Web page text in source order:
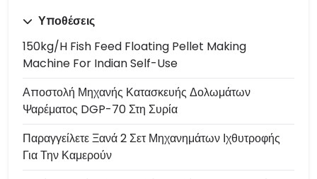
Υποθέσεις
150kg/h Fish Feed Floating Pellet Making
Machine For Indian Self-Use
Αποστολή Μηχανής Κατασκευής Δολωμάτων
Ψαρέματος DGP-70 Στη Συρία
Παραγγείλετε Ξανά 2 Σετ Μηχανημάτων Ιχθυτροφής
Για Την Καμερούν